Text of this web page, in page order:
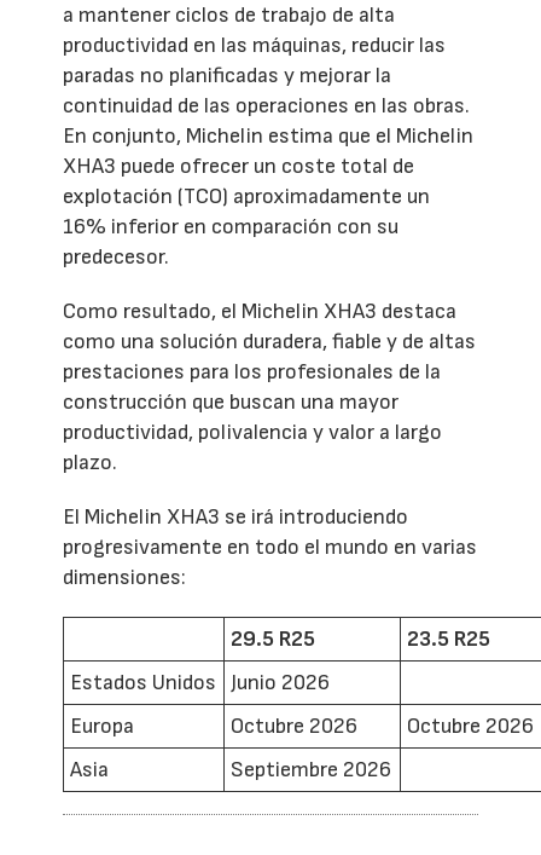
a mantener ciclos de trabajo de alta
productividad en las máquinas, reducir las
paradas no planificadas y mejorar la
continuidad de las operaciones en las obras.
En conjunto, Michelin estima que el Michelin
XHA3 puede ofrecer un coste total de
explotación (TCO) aproximadamente un
16% inferior en comparación con su
predecesor.
Como resultado, el Michelin XHA3 destaca
como una solución duradera, fiable y de altas
prestaciones para los profesionales de la
construcción que buscan una mayor
productividad, polivalencia y valor a largo
plazo.
El Michelin XHA3 se irá introduciendo
progresivamente en todo el mundo en varias
dimensiones:
29.5 R25
23.5 R25
Estados Unidos
Junio 2026
Europa
Octubre 2026
Octubre 2026
Asia
Septiembre 2026